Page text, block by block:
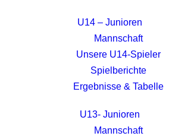
U14 – Junioren
Mannschaft
Unsere U14-Spieler
Spielberichte
Ergebnisse & Tabelle
U13- Junioren
Mannschaft